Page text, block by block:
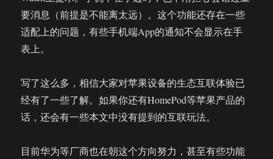
要消息（前提是不能离太远）。这个功能还存在一些
适配上的问题，有些手机端App的通知不会显示在手
表上。
写了这么多，相信大家对苹果设备的生态互联体验已
经有了一些了解。如果你还有HomePod等苹果产品的
话，还会有一些本文中没有提到的互联玩法。
目前华为等厂商也在朝这个方向努力，甚至有些功能